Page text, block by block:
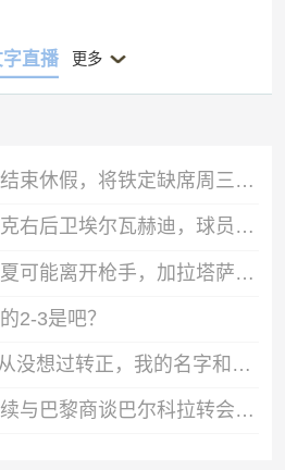
字直播 更多
阿媒：大马丁还未结束休假，将铁定缺席周三与巴黎的欧超杯决赛
迪马：米兰考察亨克右后卫埃尔瓦赫迪，球员估价1300万到1500万欧
英媒：马丁内利今夏可能离开枪手，加拉塔萨雷已经向阿森纳问价
2-3是吧？
意大利U21主帅：从没想过转正，我的名字和齐祖渣叔相比格格不入
罗马诺：利物浦继续与巴黎商谈巴尔科拉转会，但尚未正式报价